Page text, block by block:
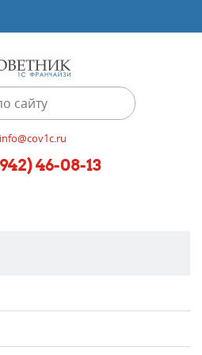
info@cov1c.ru
46-08-13